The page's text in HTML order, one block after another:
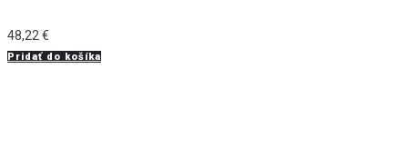
48,22 €
Pridať do košíka